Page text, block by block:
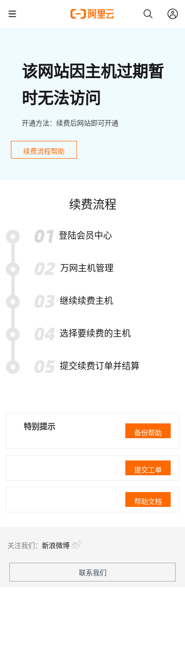
该网站因主机过期暂
时无法访问
开通方法：续费后网站即可开通
续费流程帮助
续费流程
登陆会员中心
万网主机管理
继续续费主机
选择要续费的主机
提交续费订单并结算
特别提示
备份帮助
提交工单
帮助文档